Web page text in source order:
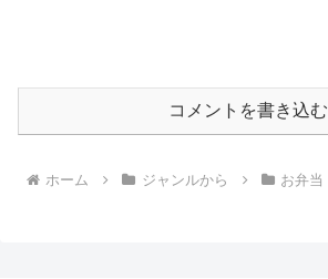
コメントを書き込む
ホーム ジャンルから お弁当